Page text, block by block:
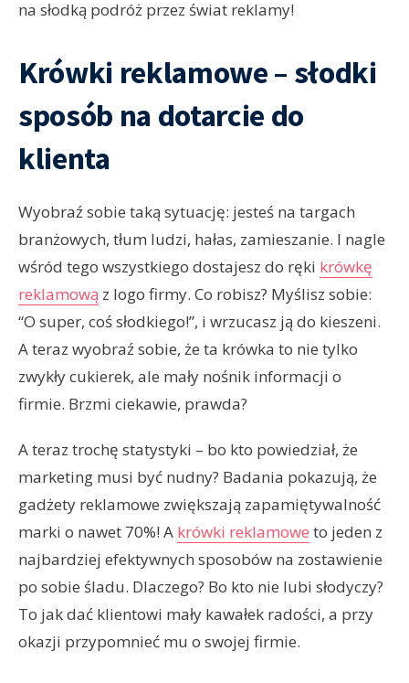
na słodką podróż przez świat reklamy!
Krówki reklamowe – słodki
sposób na dotarcie do
klienta
Wyobraź sobie taką sytuację: jesteś na targach
branżowych, tłum ludzi, hałas, zamieszanie. I nagle
wśród tego wszystkiego dostajesz do ręki krówkę
reklamową z logo firmy. Co robisz? Myślisz sobie:
“O super, coś słodkiego!”, i wrzucasz ją do kieszeni.
A teraz wyobraź sobie, że ta krówka to nie tylko
zwykły cukierek, ale mały nośnik informacji o
firmie. Brzmi ciekawie, prawda?
A teraz trochę statystyki – bo kto powiedział, że
marketing musi być nudny? Badania pokazują, że
gadżety reklamowe zwiększają zapamiętywalność
marki o nawet 70%! A krówki reklamowe to jeden z
najbardziej efektywnych sposobów na zostawienie
po sobie śladu. Dlaczego? Bo kto nie lubi słodyczy?
To jak dać klientowi mały kawałek radości, a przy
okazji przypomnieć mu o swojej firmie.